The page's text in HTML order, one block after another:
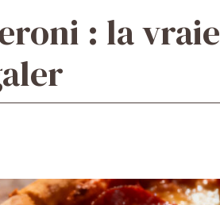
: la vraie